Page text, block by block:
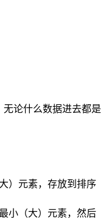
论什么数据进去都是
）元素，存放到排序
小（大）元素，然后